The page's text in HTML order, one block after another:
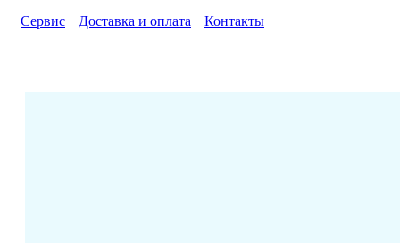
Сервис
Доставка и оплата Контакты